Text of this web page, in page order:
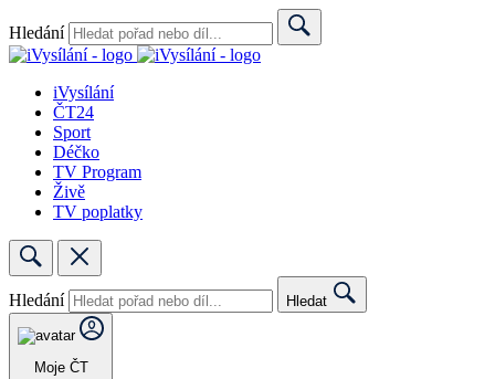
Hledání
iVysílání
ČT24
Sport
Déčko
TV Program
Živě
TV poplatky
Search Close
Hledání Hledat
Moje ČT